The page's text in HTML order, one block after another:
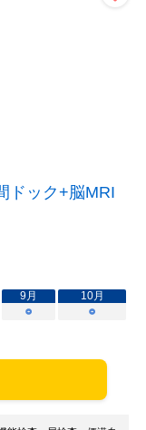
ドック+脳MRI
9月 10月
○ ○